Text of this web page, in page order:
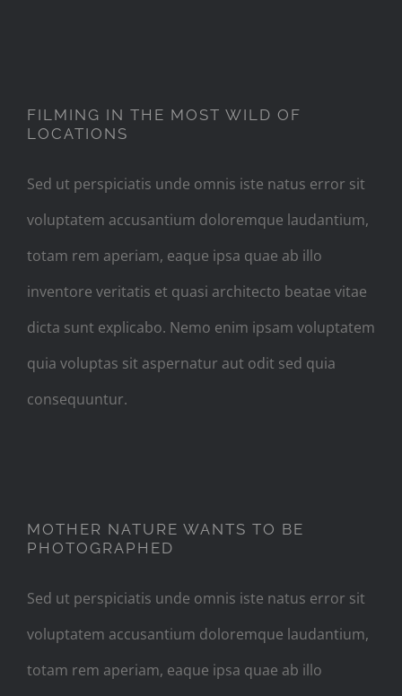
FILMING IN THE MOST WILD OF
LOCATIONS
Sed ut perspiciatis unde omnis iste natus error sit
voluptatem accusantium doloremque laudantium,
totam rem aperiam, eaque ipsa quae ab illo
inventore veritatis et quasi architecto beatae vitae
dicta sunt explicabo. Nemo enim ipsam voluptatem
quia voluptas sit aspernatur aut odit sed quia
consequuntur.
MOTHER NATURE WANTS TO BE
PHOTOGRAPHED
Sed ut perspiciatis unde omnis iste natus error sit
voluptatem accusantium doloremque laudantium,
totam rem aperiam, eaque ipsa quae ab illo